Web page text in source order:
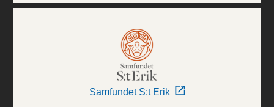
Samfundet S:t Erik